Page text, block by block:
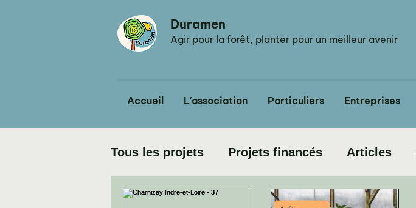
Duramen
Agir pour la forêt, planter pour un meilleur avenir
Accueil L'association Particuliers Entreprises
Tous les projets Projets financés Articles
Projets Projets